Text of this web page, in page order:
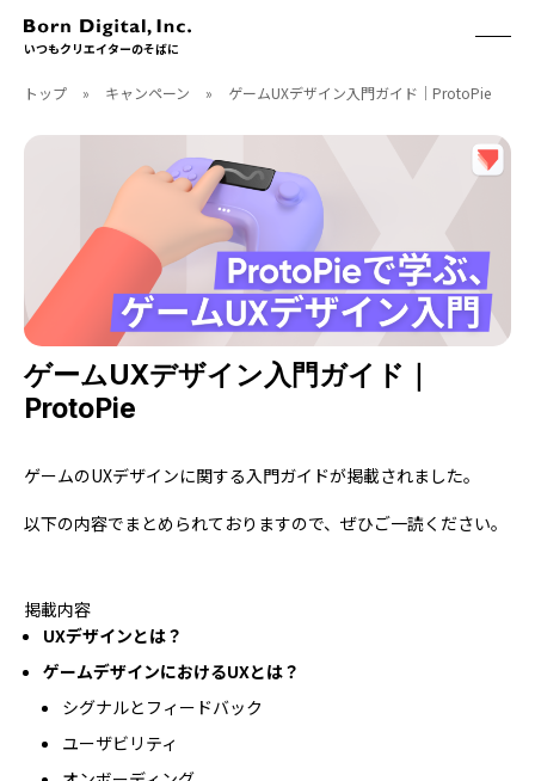
いつもクリエイターのそばに
ABOUT
CONTACT
クリエイターズID
取扱製品
ソフトウェア
フォント
ハードウェア
ソフトウェアサポート
月刊誌
別冊
CGWORLD.jp
BOOK
ゲーム/CG
映像/映画/アニメ
無料セミナー
チュートリアル
x
トップ » キャンペーン » ゲームUXデザイン入門ガイド｜ProtoPie
ゲームUXデザイン入門ガイド｜
ProtoPie
ゲームのUXデザインに関する入門ガイドが掲載されました。
以下の内容でまとめられておりますので、ぜひご一読ください。
掲載内容
UXデザインとは？
ゲームデザインにおけるUXとは？
シグナルとフィードバック
ユーザビリティ